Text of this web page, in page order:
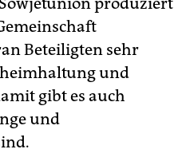
Beteiligten sehr
und
gibt es auch
und